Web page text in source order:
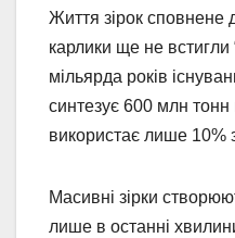
Життя зірок сповнене
карлики ще не встигли
мільярда років
синтезує 600 млн
використає лише 10%
Масивні зірки
лише в останні